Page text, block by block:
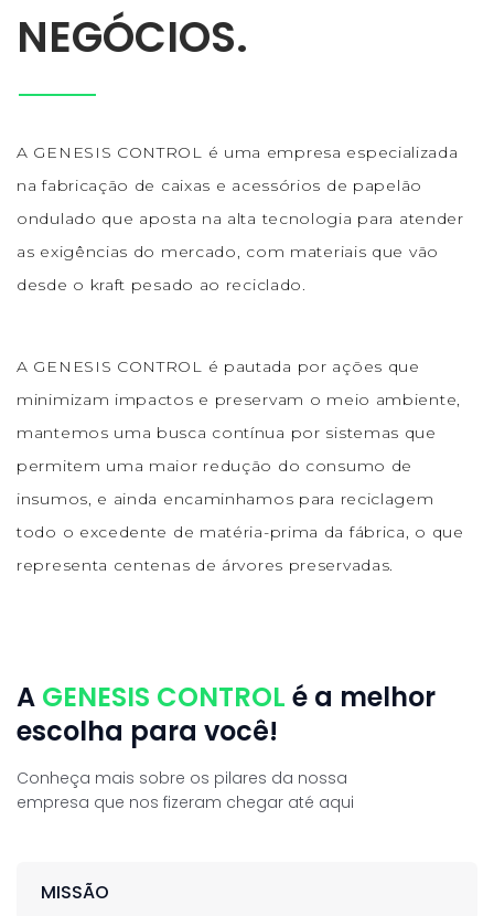
NEGÓCIOS.
A GENESIS CONTROL é uma empresa especializada
na fabricação de caixas e acessórios de papelão
ondulado que aposta na alta tecnologia para atender
as exigências do mercado, com materiais que vão
desde o kraft pesado ao reciclado.
A GENESIS CONTROL é pautada por ações que
minimizam impactos e preservam o meio ambiente,
mantemos uma busca contínua por sistemas que
permitem uma maior redução do consumo de
insumos, e ainda encaminhamos para reciclagem
todo o excedente de matéria-prima da fábrica, o que
representa centenas de árvores preservadas.
A GENESIS CONTROL é a melhor
escolha para você!
Conheça mais sobre os pilares da nossa
empresa que nos fizeram chegar até aqui
MISSÃO